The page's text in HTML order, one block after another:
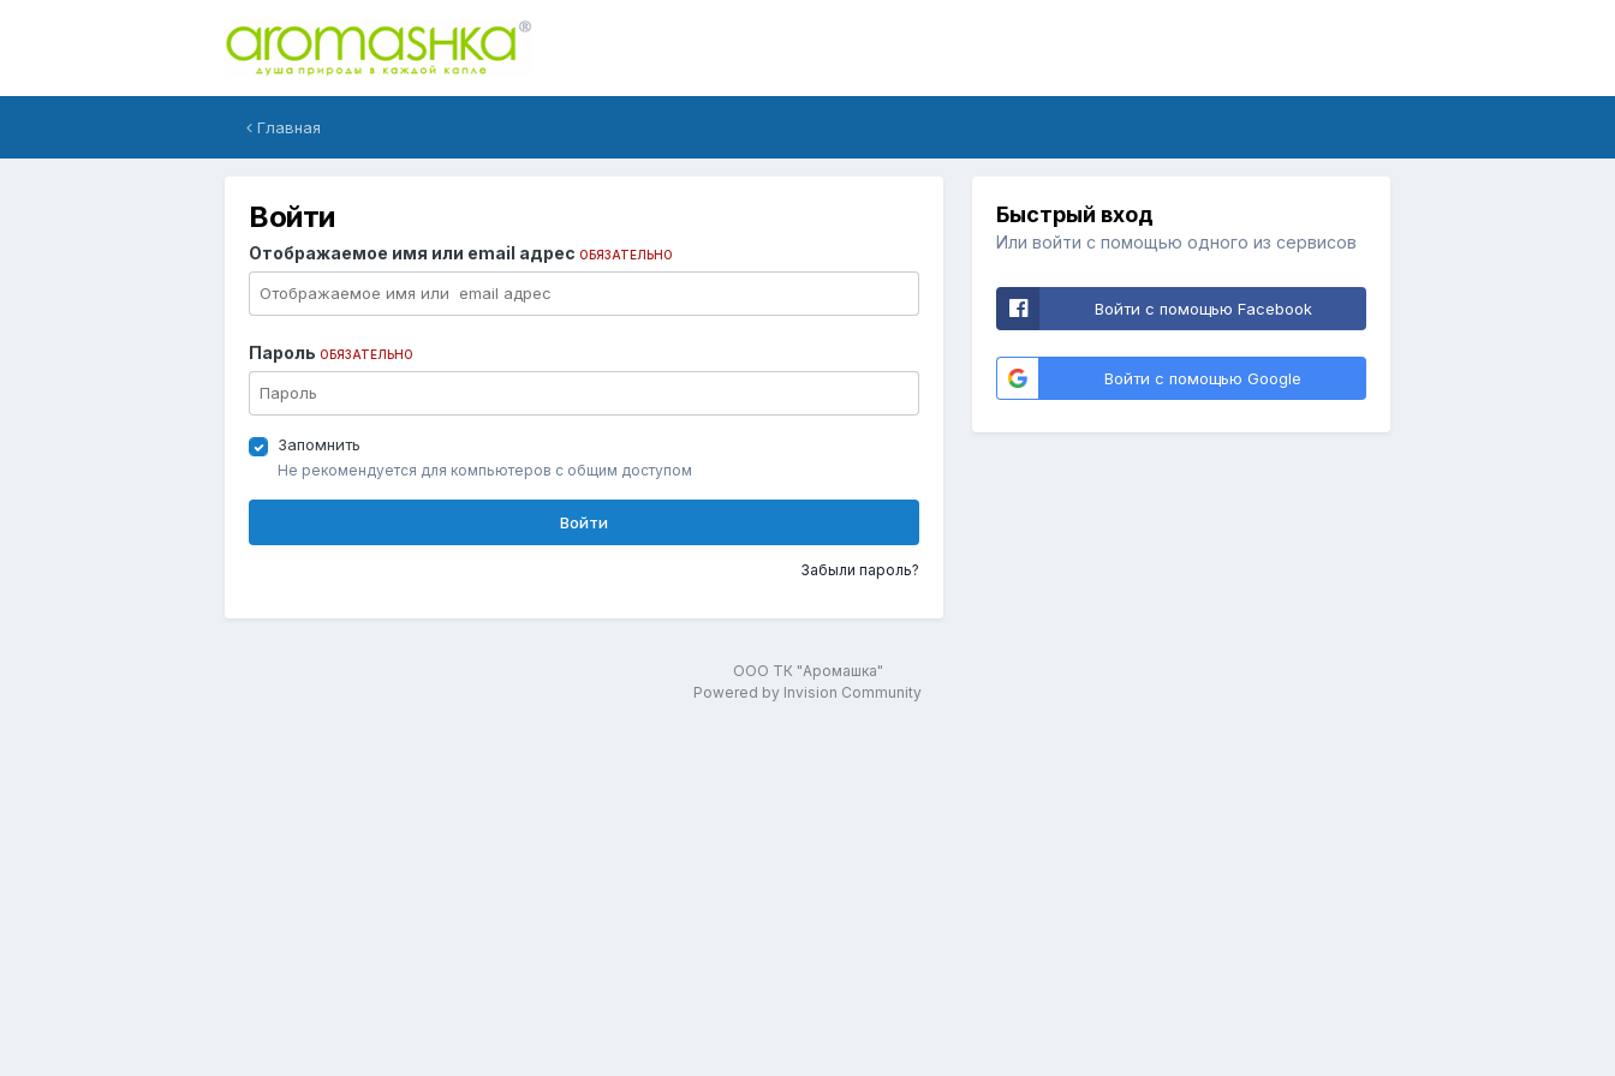
Главная
Войти
Отображаемое имя или email адрес ОБЯЗАТЕЛЬНО
Пароль ОБЯЗАТЕЛЬНО
Запомнить
Не рекомендуется для компьютеров с общим доступом
Войти
Забыли пароль?
Быстрый вход
Или войти с помощью одного из сервисов
Войти с помощью Facebook
Войти с помощью Google
ООО ТК "Аромашка"
Powered by Invision Community